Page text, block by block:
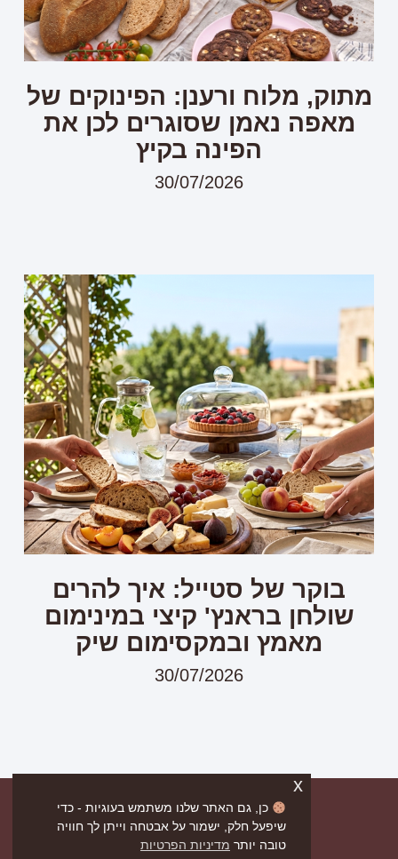
מתוק, מלוח ורענן: הפינוקים של
מאפה נאמן שסוגרים לכן את
הפינה בקיץ
30/07/2026
בוקר של סטייל: איך להרים
שולחן בראנץ' קיצי במינימום
מאמץ ובמקסימום שיק
30/07/2026
כן, גם האתר שלנו משתמש בעוגיות - כדי
שיפעל חלק, ישמור על אבטחה וייתן לך חוויה
טובה יותר מדיניות הפרטיות
x